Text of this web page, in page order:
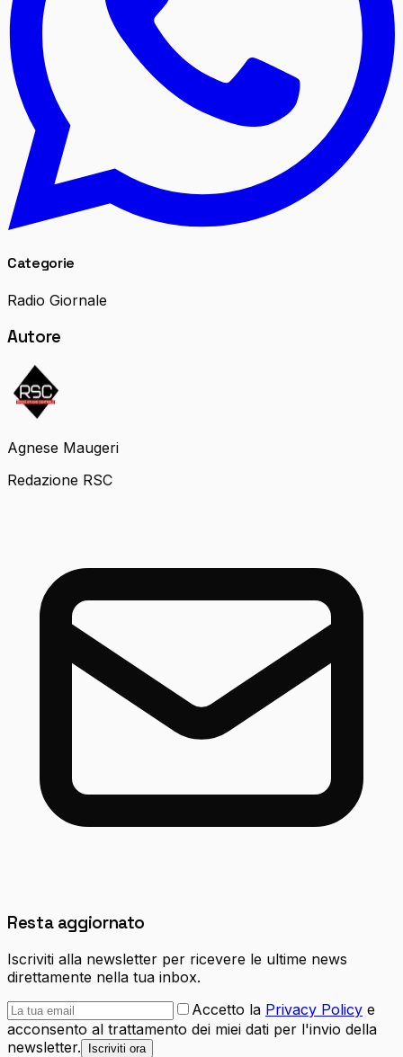
Categorie
Radio Giornale
Autore
Agnese Maugeri
Redazione RSC
Resta aggiornato
Iscriviti alla newsletter per ricevere le ultime news
direttamente nella tua inbox.
Accetto la Privacy Policy e
acconsento al trattamento dei miei dati per l'invio della
newsletter.
Iscriviti ora